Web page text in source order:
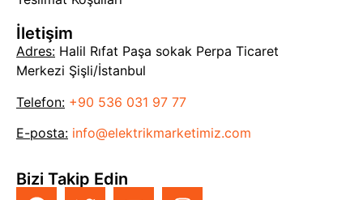
İletişim
Adres: Halil Rıfat Paşa sokak Perpa Ticaret
Merkezi Şişli/İstanbul
Telefon: +90 536 031 97 77
E-posta: info@elektrikmarketimiz.com
Bizi Takip Edin